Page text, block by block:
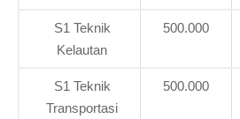
S1 Teknik
Kelautan
500.000
S1 Teknik
Transportasi
500.000